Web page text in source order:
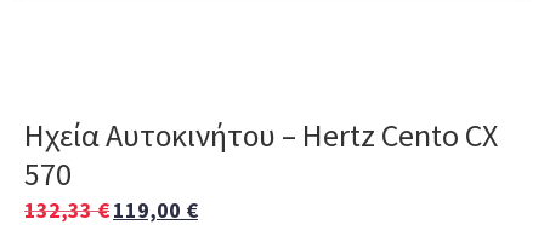
Ηχεία Αυτοκινήτου – Hertz Cento CX
570
132,33€119,00 €